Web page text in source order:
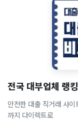
전국 대부업체 랭
안전한 대출 직거래 사
까지 다이렉트로